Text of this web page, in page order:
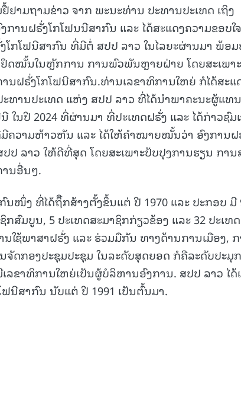
ຢາມຖາມຂ່າວ ຈາກ ພະນະທ່ານ ປະທານປະເທດ ເຖິງ
ານຝຣັ່ງໂກໂຟນນີສາກົນ ແລະ ໄດ້ສະແດງຄວາມຂອບໃ
ໂກໂຟນີສາກົນ ທີ່ມີຕໍ່ ສປປ ລາວ ໃນໄລຍະຜ່ານມາ ພ້ອ
ໝັ້ນໃນຫຼັກການ ການພົວພັນຫຼາຍຝ່າຍ ໂດຍສະເພາ
ນຝຣັ່ງໂກໂຟນີສາກົນ.ທ່ານເລຂາທິການໃຫຍ່ ກໍໄດ້ສະແ
ທານປະເທດ ແຫ່ງ ສປປ ລາວ ທີ່ໄດ້ນຳພາຄະນະຜູ້ແທນ
ໃນປີ 2024 ທີ່ຜ່ານມາ ທີ່ປະເທດຝຣັ່ງ ແລະ ໄດ້ກ່າວຊົມ
ຄວາມຫ້າວຫັນ ແລະ ໄດ້ໃຫ້ຄຳໝາຍໝັ້ນວ່າ ອົງການຝ
ປ ລາວ ໃຫ້ດີທີ່ສຸດ ໂດຍສະເພາະປັບປຸງການຮຽນ ກາ
ານອື່ນໆ.
ໜຶ່ງ ທີ່ໄດ້ຖຶືກສ້າງຕັ້ງຂຶ້ນແຕ່ ປີ 1970 ແລະ ປະກອບ ມີ
ສົມບູນ, 5 ປະເທດສະມາຊິກກ່ຽວຂ້ອງ ແລະ 32 ປະເທດ
ໃຊ້ພາສາຝຣັ່ງ ແລະ ຮ່ວມມືກັນ ທາງດ້ານການເມືອງ,
ດກອງປະຊຸມປະຊຸມ ໃນລະດັບສຸດຍອດ ກໍຄືລະດັບປະມຸ
ຂາທິການໃຫຍ່ເປັນຜູ້ບໍລິຫານອົງການ. ສປປ ລາວ ໄດ້
ນີສາກົນ ນັບແຕ່ ປີ 1991 ເປັນຕົ້ນມາ.